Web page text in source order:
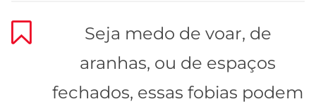
Seja medo de voar, de
aranhas, ou de espaços
fechados, essas fobias podem